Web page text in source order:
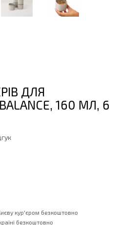
ДЛЯ
160 МЛ, 6
кур'єром безкоштовно
безкоштовно